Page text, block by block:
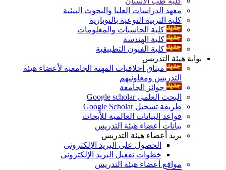
معهد الدراسات العليا والبحوث البيئية
كلية التربية النوعية بالنوبارية
كلية الحاسبات والمعلومات
كلية الهندسة
كلية الفنون التطبيقية
بوابة هيئة التدريس
ميثاق أخلاقيات المهنة الجامعية لأعضاء هيئة
التدريس ومعاونيهم
جوائز الجامعة
البحث العلمى Google scholar
طريقة تسجيل Google Scholar
قواعد البيانات العالمية للأبحاث
بيانات أعضاء هيئة التدريس
بريد أعضاء هيئة التدريس
الحصول على البريد الإلكترونى
خطوات تفعيل البريد الإلكترونى
مواقع أعضاء هيئة التدريس